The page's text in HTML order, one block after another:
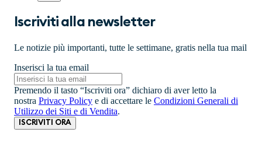
Iscriviti alla newsletter
Le notizie più importanti, tutte le settimane, gratis nella tua mail
Inserisci la tua email
Premendo il tasto “Iscriviti ora” dichiaro di aver letto la
nostra Privacy Policy e di accettare le Condizioni Generali di
Utilizzo dei Siti e di Vendita.
ISCRIVITI ORA